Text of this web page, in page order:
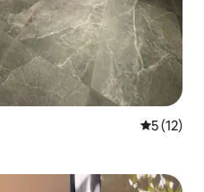
5 av 5 i
5 (12)